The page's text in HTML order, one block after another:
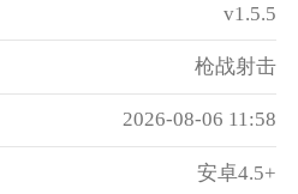
v1.5.5
枪战射击
2026-08-06 11:58
安卓4.5+